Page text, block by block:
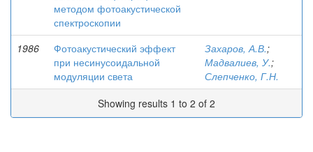
методом фотоакустической
спектроскопии
1986
Фотоакустический эффект
при несинусоидальной
модуляции света
Захаров, А.В.;
Мадвалиев, У.;
Слепченко, Г.Н.
Showing results 1 to 2 of 2